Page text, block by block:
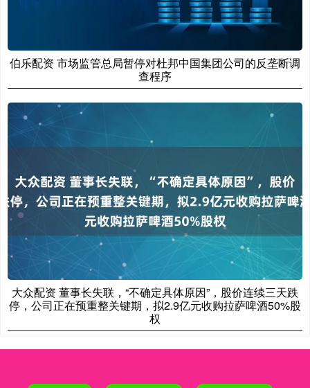
伯乐配资 市场监管总局暂停对杜邦中国集团公司的反垄断调
查程序
大众配资 董事长失联，“不确定具体原因”，股价连续三天跌
停，公司正在预重整关键期，拟2.9亿元收购拉萨啤酒50%股
权